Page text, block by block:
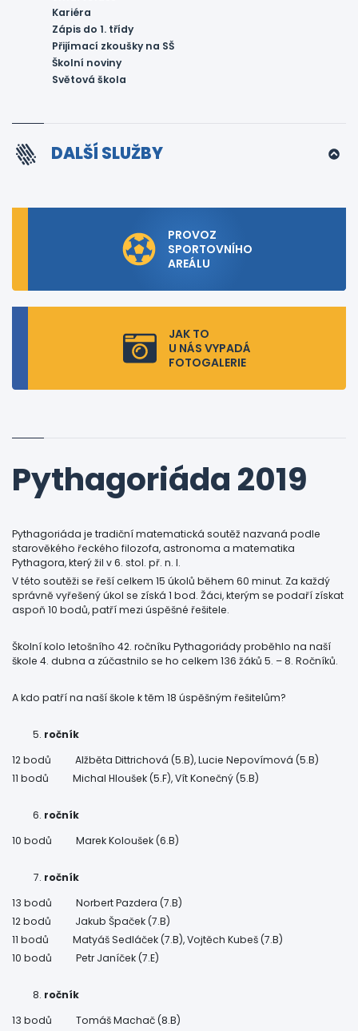
Kariéra
Zápis do 1. třídy
Přijímací zkoušky na SŠ
Školní noviny
Světová škola
DALŠÍ SLUŽBY
PROVOZ
SPORTOVNÍHO
AREÁLU
JAK TO
U NÁS VYPADÁ
FOTOGALERIE
Pythagoriáda 2019
Pythagoriáda je tradiční matematická soutěž nazvaná podle
starověkého řeckého filozofa, astronoma a matematika
Pythagora, který žil v 6. stol. př. n. l.
V této soutěži se řeší celkem 15 úkolů během 60 minut. Za každý
správně vyřešený úkol se získá 1 bod. Žáci, kterým se podaří získat
aspoň 10 bodů, patří mezi úspěšné řešitele.
Školní kolo letošního 42. ročníku Pythagoriády proběhlo na naší
škole 4. dubna a zúčastnilo se ho celkem 136 žáků 5. – 8. Ročníků.
A kdo patří na naší škole k těm 18 úspěšným řešitelům?
ročník
12 bodů Alžběta Dittrichová (5.B), Lucie Nepovímová (5.B)
11 bodů Michal Hloušek (5.F), Vít Konečný (5.B)
ročník
10 bodů Marek Koloušek (6.B)
ročník
13 bodů Norbert Pazdera (7.B)
12 bodů Jakub Špaček (7.B)
11 bodů Matyáš Sedláček (7.B), Vojtěch Kubeš (7.B)
10 bodů Petr Janíček (7.E)
ročník
13 bodů Tomáš Machač (8.B)